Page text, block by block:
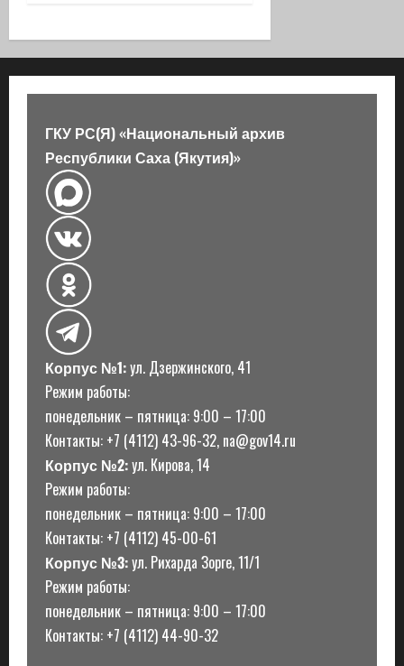
я
з
а
п
и
с
и
ГКУ РС(Я) «Национальный архив
Республики Саха (Якутия)»
Корпус №1:ул. Дзержинского, 41
Режим работы:
понедельник – пятница: 9:00 – 17:00
Контакты: +7 (4112) 43-96-32, na@gov14.ru
Корпус №2:ул. Кирова, 14
Режим работы:
понедельник – пятница: 9:00 – 17:00
Контакты: +7 (4112) 45-00-61
Корпус №3:ул. Рихарда Зорге, 11/1
Режим работы:
понедельник – пятница: 9:00 – 17:00
Контакты: +7 (4112) 44-90-32